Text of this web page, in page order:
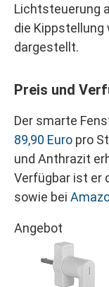
Lichtsteuerung
die Kippstellung
dargestellt.
Preis und
Der smarte
89,90 Euro pro
und Anthrazit
Verfügbar ist er
sowie bei
Angebot